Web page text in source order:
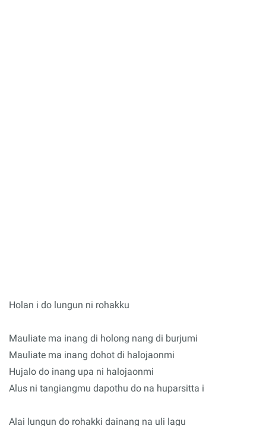
Holan i do lungun ni rohakku
Mauliate ma inang di holong nang di burjumi
Mauliate ma inang dohot di halojaonmi
Hujalo do inang upa ni halojaonmi
Alus ni tangiangmu dapothu do na huparsitta i
Alai lungun do rohakki dainang na uli lagu